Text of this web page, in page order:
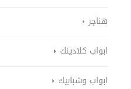
هناجر
ابواب كلادينك
ابواب وشبابيك